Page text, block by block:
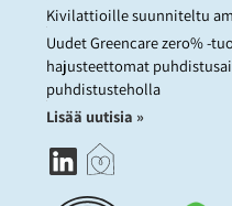
Kivilattioille suunniteltu
Uudet Greencare zero% -
hajusteettomat
puhdistusteholla
Lisää uutisia »